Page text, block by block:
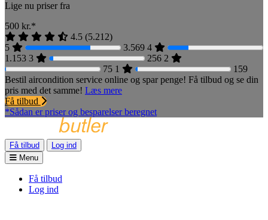
Lige nu priser fra
500 kr.*
4.5 (5.212)
5
3.569 4
1.153 3 256 2
75 1
159
Bestil aircondition service online og spar penge! Få tilbud og se din
pris med det samme! Læs mere
Få tilbud
*Sådan er priser og besparelser beregnet
Få tilbud
Log ind
Menu
Få tilbud
Log ind